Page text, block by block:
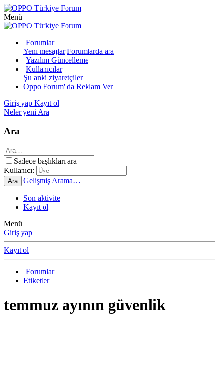
Menü
Forumlar
Yeni mesajlar Forumlarda ara
Yazılım Güncelleme
Kullanıcılar
Şu anki ziyaretçiler
Oppo Forum' da Reklam Ver
Giriş yap Kayıt ol
Neler yeni Ara
Ara
Sadece başlıkları ara
Kullanıcı:
Ara Gelişmiş Arama…
Son aktivite
Kayıt ol
Menü
Giriş yap
Kayıt ol
Forumlar
Etiketler
temmuz ayının güvenlik